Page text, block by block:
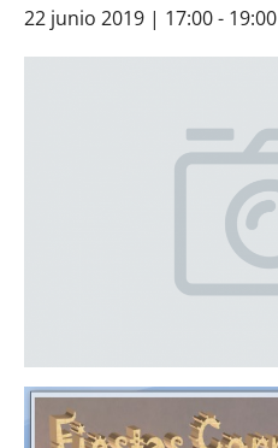
22 junio 2019 | 17:00- 19:00